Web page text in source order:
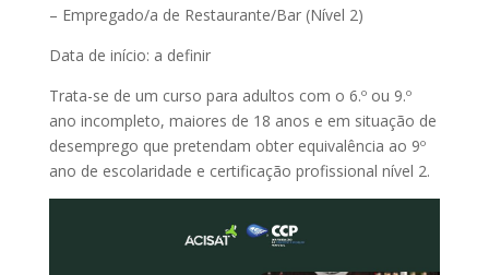
– Empregado/a de Restaurante/Bar (Nível 2)
Data de início: a definir
Trata-se de um curso para adultos com o 6.º ou 9.º
ano incompleto, maiores de 18 anos e em situação de
desemprego que pretendam obter equivalência ao 9º
ano de escolaridade e certificação profissional nível 2.